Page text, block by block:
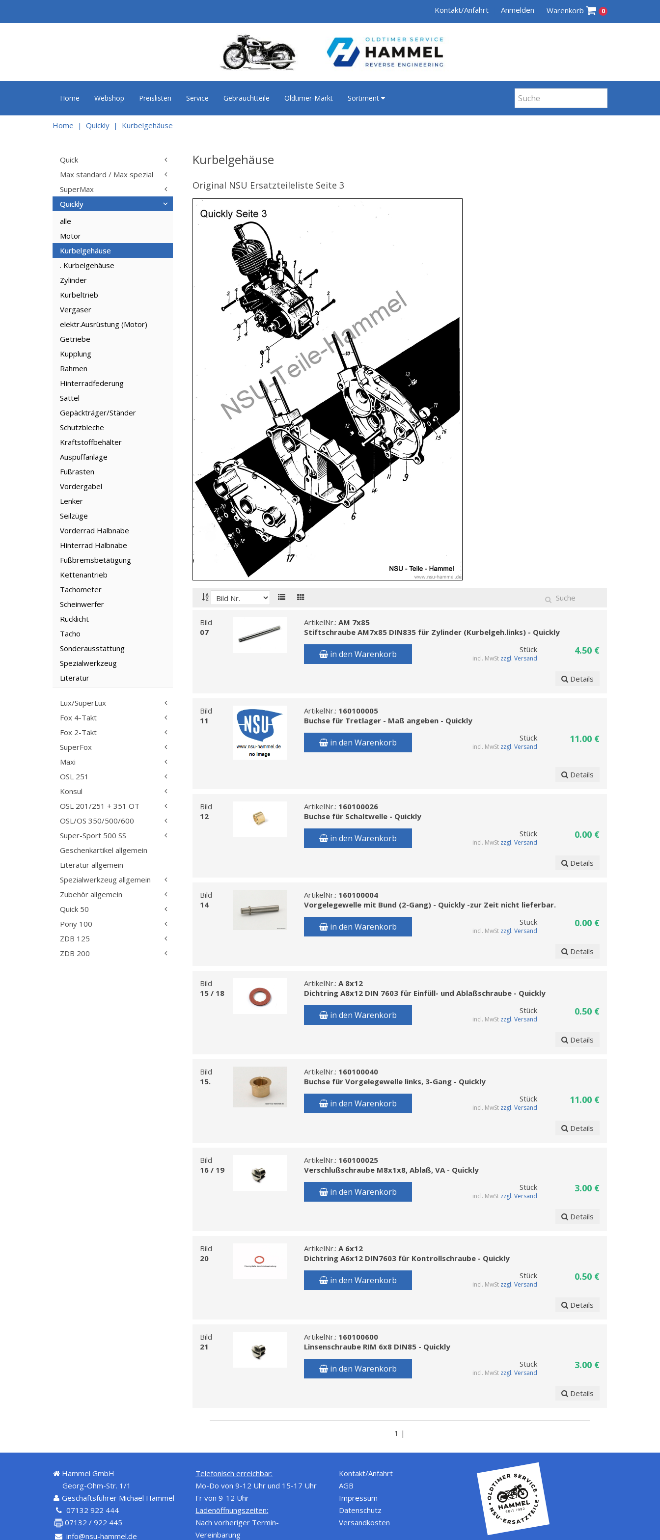
Kontakt/Anfahrt Anmelden Warenkorb 0
Home Webshop Preislisten Service Gebrauchtteile Oldtimer-Markt Sortiment
Home Quickly Kurbelgehäuse
Quick
Max standard / Max spezial
SuperMax
Quickly
alle
Motor
Kurbelgehäuse
. Kurbelgehäuse
Zylinder
Kurbeltrieb
Vergaser
elektr.Ausrüstung (Motor)
Getriebe
Kupplung
Rahmen
Hinterradfederung
Sattel
Gepäckträger/Ständer
Schutzbleche
Kraftstoffbehälter
Auspuffanlage
Fußrasten
Vordergabel
Lenker
Seilzüge
Vorderrad Halbnabe
Hinterrad Halbnabe
Fußbremsbetätigung
Kettenantrieb
Tachometer
Scheinwerfer
Rücklicht
Tacho
Sonderausstattung
Spezialwerkzeug
Literatur
Lux/SuperLux
Fox 4-Takt
Fox 2-Takt
SuperFox
Maxi
OSL 251
Konsul
OSL 201/251 + 351 OT
OSL/OS 350/500/600
Super-Sport 500 SS
Geschenkartikel allgemein
Literatur allgemein
Spezialwerkzeug allgemein
Zubehör allgemein
Quick 50
Pony 100
ZDB 125
ZDB 200
Kurbelgehäuse
Original NSU Ersatzteileliste Seite 3
Bild
07
ArtikelNr.:AM 7x85
Stiftschraube AM7x85 DIN835 für Zylinder (Kurbelgeh.links) - Quickly
in den Warenkorb Stück
incl. MwSt zzgl. Versand
4.50 €
Details
Bild
11
ArtikelNr.: 160100005
Buchse für Tretlager - Maß angeben - Quickly
in den Warenkorb Stück
incl. MwSt zzgl. Versand
11.00 €
Details
Bild
12
ArtikelNr.: 160100026
Buchse für Schaltwelle - Quickly
in den Warenkorb Stück
incl. MwSt zzgl. Versand
0.00 €
Details
Bild
14
ArtikelNr.: 160100004
Vorgelegewelle mit Bund (2-Gang) - Quickly -zur Zeit nicht lieferbar.
in den Warenkorb Stück
incl. MwSt zzgl. Versand
0.00 €
Details
Bild
15 / 18
ArtikelNr.:A 8x12
Dichtring A8x12 DIN 7603 für Einfüll- und Ablaßschraube - Quickly
in den Warenkorb Stück
incl. MwSt zzgl. Versand
0.50 €
Details
Bild
15.
ArtikelNr.: 160100040
Buchse für Vorgelegewelle links, 3-Gang - Quickly
in den Warenkorb Stück
incl. MwSt zzgl. Versand
11.00 €
Details
Bild
16 / 19
ArtikelNr.: 160100025
Verschlußschraube M8x1x8, Ablaß, VA - Quickly
in den Warenkorb Stück
incl. MwSt zzgl. Versand
3.00 €
Details
Bild
20
ArtikelNr.:A 6x12
Dichtring A6x12 DIN7603 für Kontrollschraube - Quickly
in den Warenkorb Stück
incl. MwSt zzgl. Versand
0.50 €
Details
Bild
21
ArtikelNr.: 160100600
Linsenschraube RIM 6x8 DIN85 - Quickly
in den Warenkorb Stück
incl. MwSt zzgl. Versand
3.00 €
Details
1 |
Hammel GmbH
Georg-Ohm-Str. 1/1
Geschäftsführer Michael Hammel
07132 922 444
07132 / 922 445
info@nsu-hammel.de
Telefonisch erreichbar:
Mo-Do von 9-12 Uhr und 15-17 Uhr
Fr von 9-12 Uhr
Ladenöffnungszeiten:
Nach vorheriger Termin-
Vereinbarung
Kontakt/Anfahrt
AGB
Impressum
Datenschutz
Versandkosten